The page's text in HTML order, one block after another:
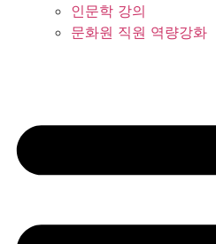
인문학 강의
문화원 직원 역량강화